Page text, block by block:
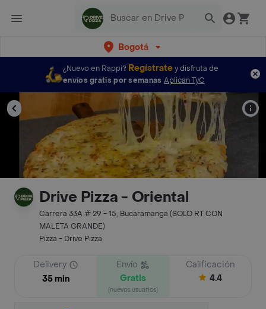
Bogotá
¿Nuevo en Rappi? Regístratey disfruta de
envíos gratis por semanas Aplican TyC
Drive Pizza - Oriental
Carrera 33A # 29 - 15, Bucaramanga (SOLO RT CON
MALETA GRANDE)
Pizza - Drive Pizza
Delivery
35 min
Envío
Gratis
(nuevos usuarios)
Calificación
4.4